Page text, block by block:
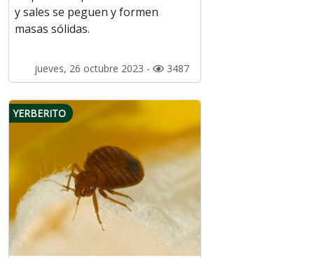
y sales se peguen y formen
masas sólidas.
jueves, 26 octubre 2023 - 3487
YERBERITO